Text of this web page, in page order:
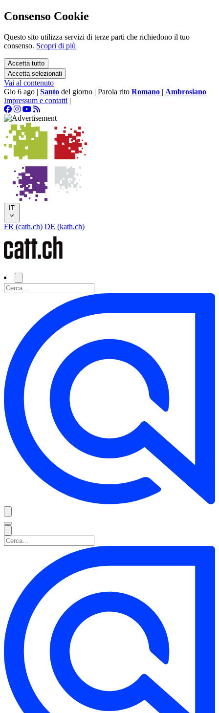
Consenso Cookie
Questo sito utilizza servizi di terze parti che richiedono il tuo
consenso. Scopri di più
Accetta tutto
Accetta selezionati
Vai al contenuto
Gio 6 ago | Santo del giorno | Parola rito Romano | Ambrosiano
Impressum e contatti |
IT
FR (cath.ch) DE (kath.ch)